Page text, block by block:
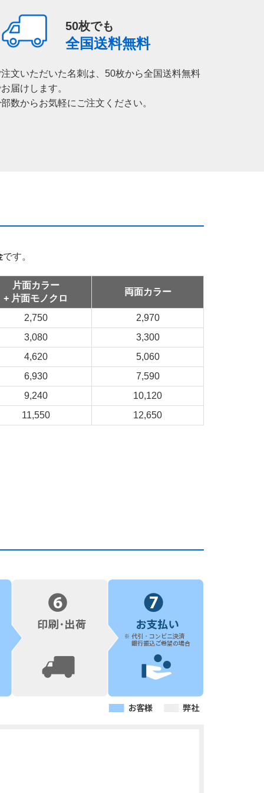
50枚でも
全国送料無料
文いただいた名刺は、50枚から全国送料無料
届けします。
数からお気軽にご注文ください。
です。
片面カラー
+ 片面モノクロ
両面カラー
2,750
2,970
3,080
3,300
4,620
5,060
6,930
7,590
9,240
10,120
11,550
12,650